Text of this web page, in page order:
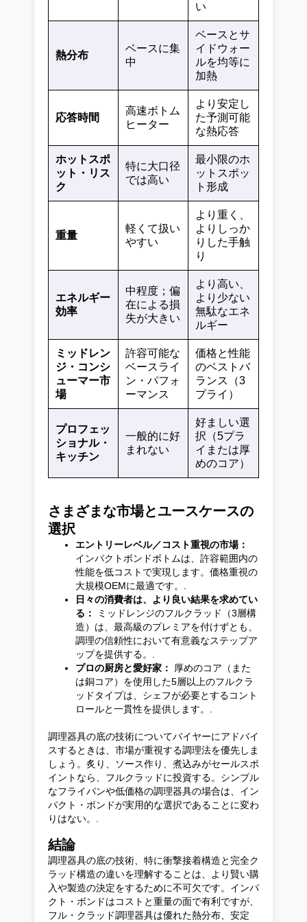
い
熱分布
ベースに集
中
ベースとサ
イドウォー
ルを均等に
加熱
応答時間
高速ボトム
ヒーター
より安定し
た予測可能
な熱応答
ホットスポ
ット・リス
ク
特に大口径
では高い
最小限のホ
ットスポッ
ト形成
重量
軽くて扱い
やすい
より重く、
よりしっか
りした手触
り
エネルギー
効率
中程度；偏
在による損
失が大きい
より高い、
より少ない
無駄なエネ
ルギー
ミッドレン
ジ・コンシ
ューマー市
場
許容可能な
ベースライ
ン・パフォ
ーマンス
価格と性能
のベストバ
ランス（3
プライ）
プロフェッ
ショナル・
キッチン
一般的に好
まれない
好ましい選
択（5プラ
イまたは厚
めのコア）
さまざまな市場とユースケースの
選択
エントリーレベル／コスト重視の市場：
インパクトボンドボトムは、許容範囲内の
性能を低コストで実現します。価格重視の
大規模OEMに最適です。.
日々の消費者は、より良い結果を求めてい
る：
ミッドレンジのフルクラッド（3層構
造）は、最高級のプレミアを付けずとも、
調理の信頼性において有意義なステップア
ップを提供する。.
プロの厨房と愛好家：
厚めのコア（また
は銅コア）を使用した5層以上のフルクラ
ッドタイプは、シェフが必要とするコント
ロールと一貫性を提供します。.
調理器具の底の技術についてバイヤーにアドバイ
スするときは、市場が重視する調理法を優先しま
しょう。炙り、ソース作り、煮込みがセールスポ
イントなら、フルクラッドに投資する。シンプル
なフライパンや低価格の調理器具の場合は、イン
パクト・ボンドが実用的な選択であることに変わ
りはない。.
結論
調理器具の底の技術、特に衝撃接着構造と完全ク
ラッド構造の違いを理解することは、より賢い購
入や製造の決定をするために不可欠です。インパ
クト・ボンドはコストと重量の面で有利ですが、
フル・クラッド調理器具は優れた熱分布、安定